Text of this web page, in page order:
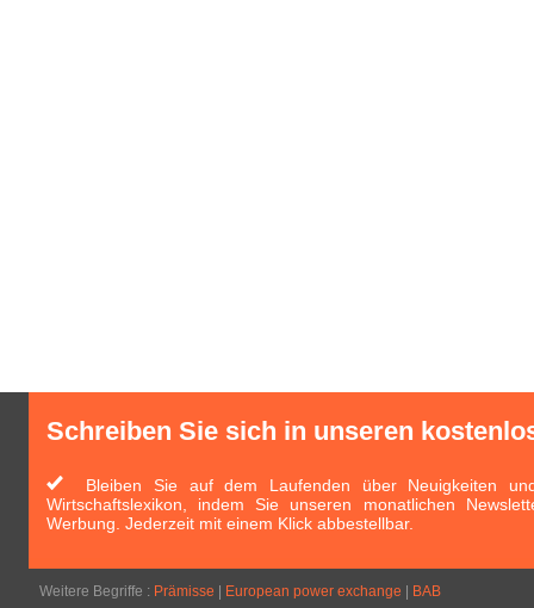
Schreiben Sie sich in unseren
Bleiben Sie auf dem Laufenden über Neuigkeiten
Wirtschaftslexikon, indem Sie unseren monatlichen
Werbung. Jederzeit mit einem Klick abbestellbar.
Weitere Begriffe : Prämisse European power exchange BAB